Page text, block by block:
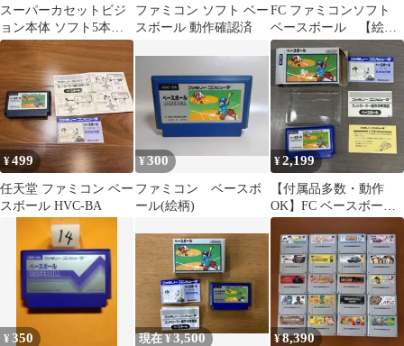
スーパーカセットビジ
ョン本体 ソフト5本付
き ジャンク
ファミコン ソフト ベー
スボール 動作確認済
FC ファミコンソフト
ベースボール 【絵柄
ラベル】
¥499
任天堂 ファミコン ベー
スボール HVC-BA
¥300
ファミコン ベースボ
ール(絵柄)
¥2,199
【付属品多数・動作
OK】FC ベースボール
箱・説明書・操作早見
図付き 任天堂
¥350 現在 ¥3,500 ¥8,390